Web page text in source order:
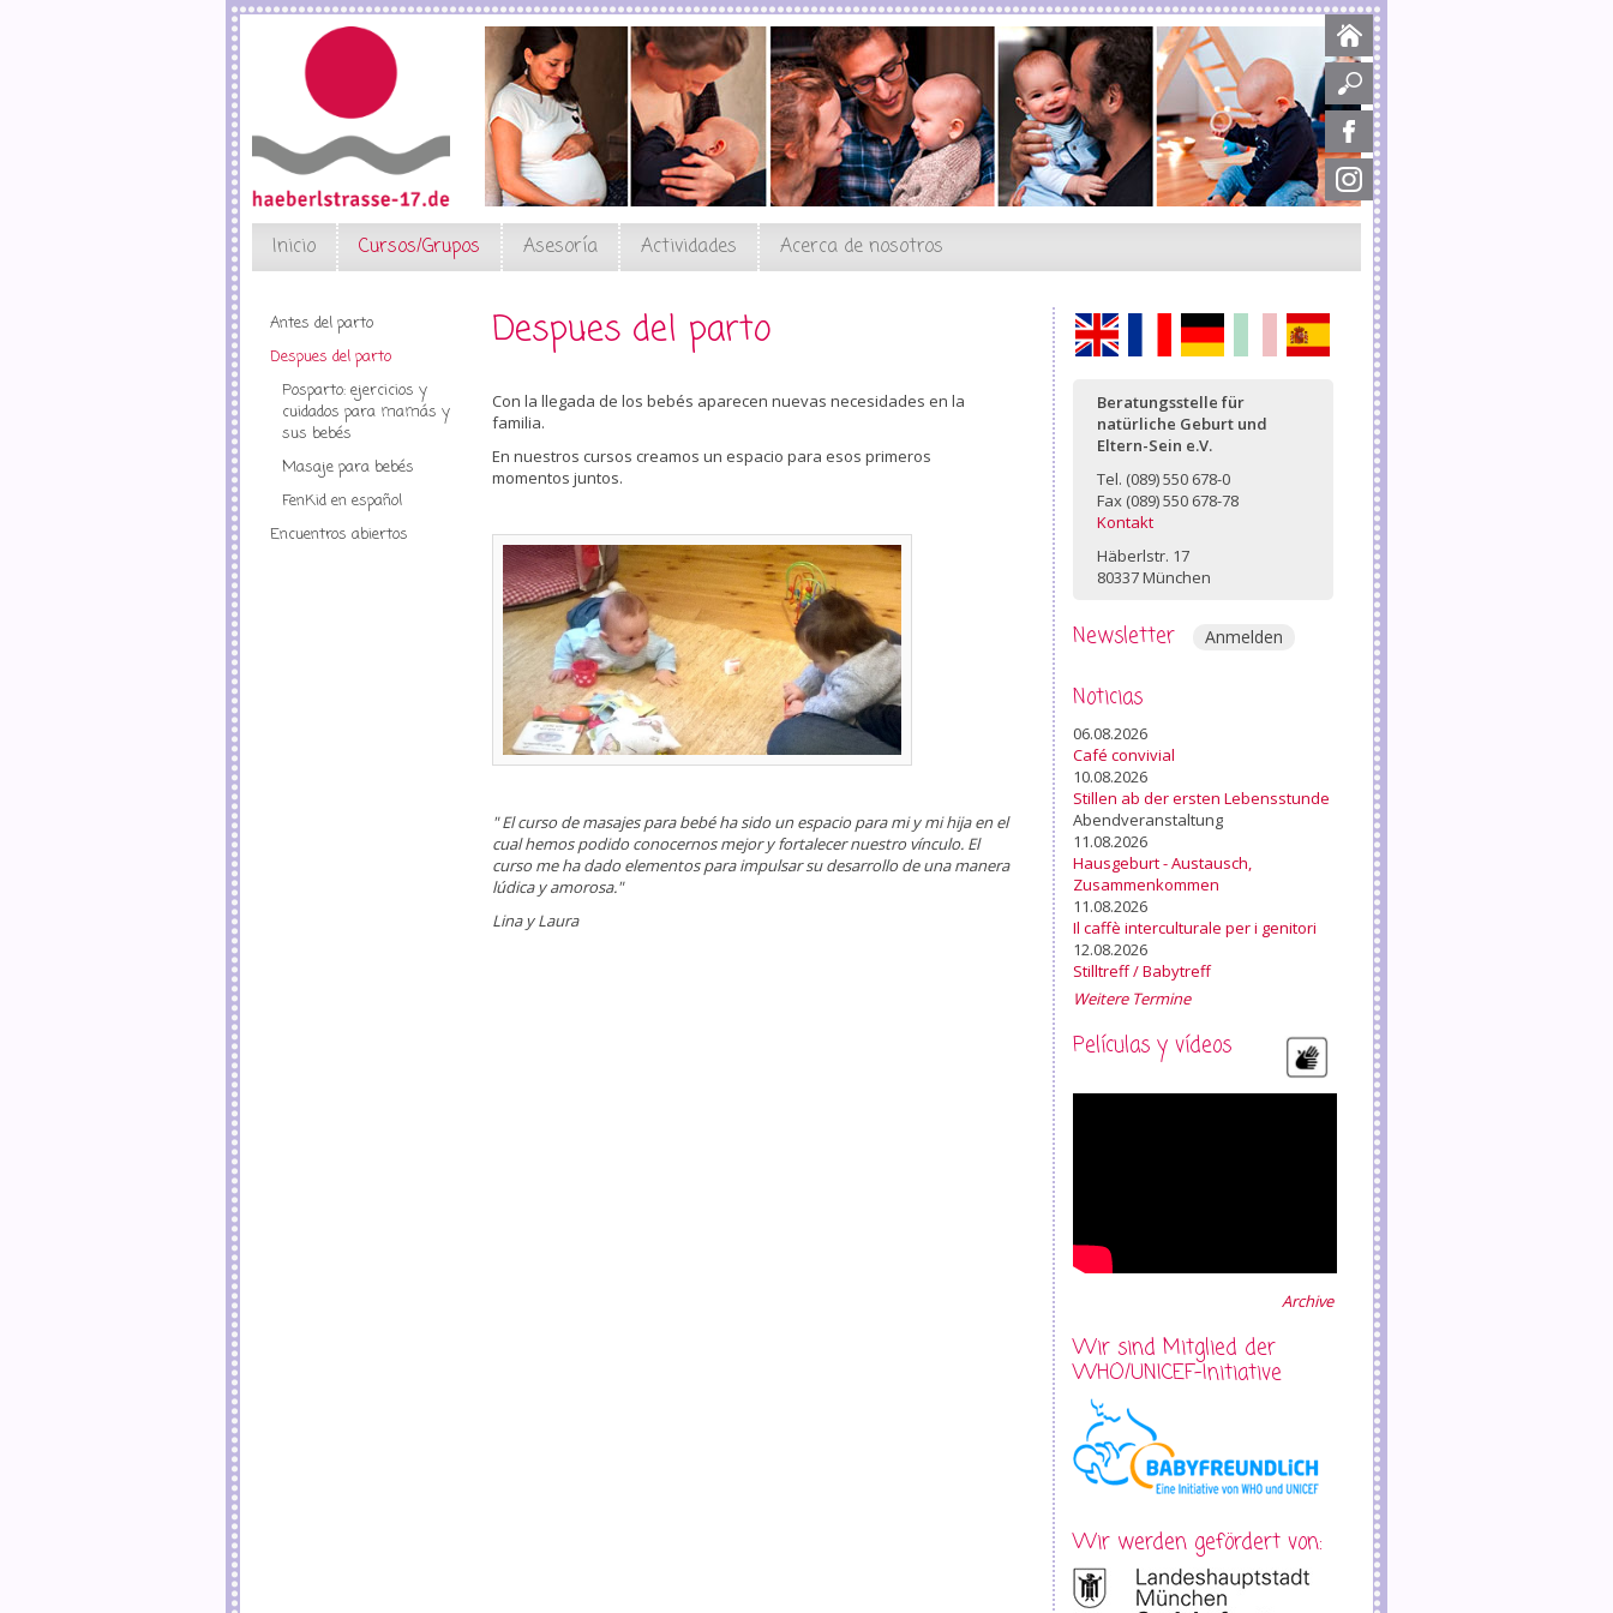
Inicio Cursos/Grupos Asesoría Actividades Acerca de nosotros
Antes del parto
Despues del parto
Posparto: ejercicios y
cuidados para mamás y
sus bebés
Masaje para bebés
FenKid en español
Encuentros abiertos
Despues del parto
Con la llegada de los bebés aparecen nuevas necesidades en la
familia.
En nuestros cursos creamos un espacio para esos primeros
momentos juntos.
" El curso de masajes para bebé ha sido un espacio para mi y mi hija en el
cual hemos podido conocernos mejor y fortalecer nuestro vínculo. El
curso me ha dado elementos para impulsar su desarrollo de una manera
lúdica y amorosa."
Lina y Laura
English FrançaisDeutsch ItalianoEspañol
Beratungsstelle für
natürliche Geburt und
Eltern-Sein e.V.
Tel. (089) 550 678-0
Fax (089) 550 678-78
Kontakt
Häberlstr. 17
80337 München
Newsletter Anmelden
Noticias
06.08.2026
Café convivial
10.08.2026
Stillen ab der ersten Lebensstunde
Abendveranstaltung
11.08.2026
Hausgeburt - Austausch,
Zusammenkommen
11.08.2026
Il caffè interculturale per i genitori
12.08.2026
Stilltreff / Babytreff
Weitere Termine
Películas y vídeos
Archive
Wir sind Mitglied der
WHO/UNICEF-Initiative
Wir werden gefördert von: